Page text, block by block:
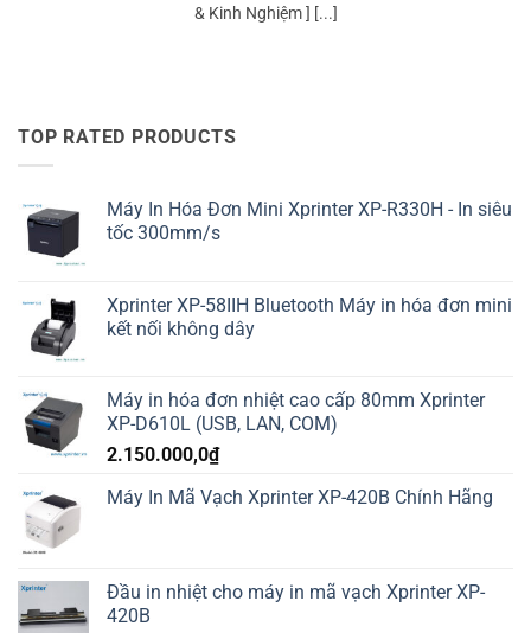
& Kinh Nghiệm ] [...]
TOP RATED PRODUCTS
Máy In Hóa Đơn Mini Xprinter XP-R330H - In siêu
tốc 300mm/s
Xprinter XP-58IIH Bluetooth Máy in hóa đơn mini
kết nối không dây
Máy in hóa đơn nhiệt cao cấp 80mm Xprinter
XP-D610L (USB, LAN, COM)
2.150.000,0₫
Máy In Mã Vạch Xprinter XP-420B Chính Hãng
Đầu in nhiệt cho máy in mã vạch Xprinter XP-
420B